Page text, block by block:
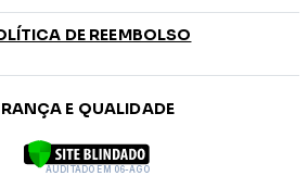
DE REEMBOLSO
E QUALIDADE
AUDITADO EM 06-AGO